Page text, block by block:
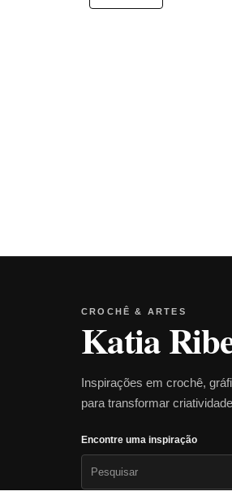
CROCHÊ & ARTES
Katia
Inspirações em crochê,
para transformar
Encontre uma inspiração